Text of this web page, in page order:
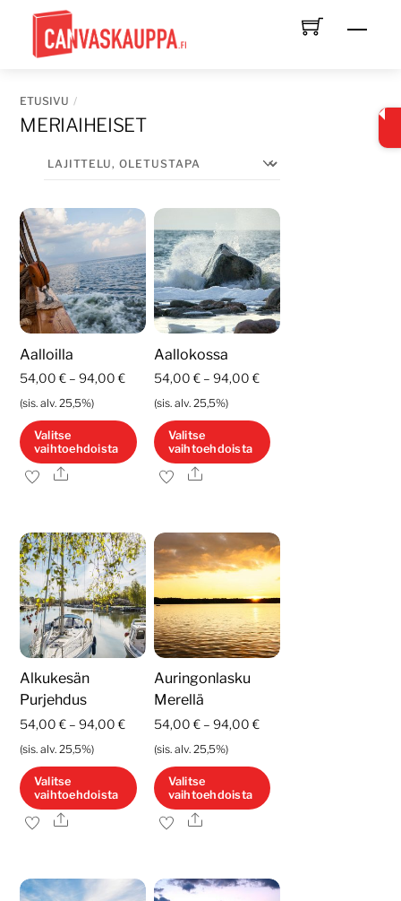
content
ETUSIVU
MERIAIHEISET
Aalloilla
54,00€ – 94,00€Hintaluokka:
54,00 €
-
94,00 €
(sis. alv. 25,5%)
Valitse
vaihtoehdoista
Tällä
useampi
muunnelma.
Voit
tehdä
valinnat
sivulla.
Ale
Aallokossa
54,00€ – 94,00€Hintaluokka:
-
94,00 €
(sis. alv. 25,5%)
Valitse
vaihtoehdoista
Tällä
useampi
muunnelma.
Voit
tehdä
valinnat
sivulla.
Ale
Alkukesän
Purjehdus
54,00€ – 94,00€Hintaluokka:
54,00 €
-
94,00 €
(sis. alv. 25,5%)
Valitse
vaihtoehdoista
Tällä
useampi
Ale
Auringonlasku
Merellä
54,00€ – 94,00€Hintaluokka:
-
94,00 €
(sis. alv. 25,5%)
Valitse
vaihtoehdoista
Tällä
useampi
Ale